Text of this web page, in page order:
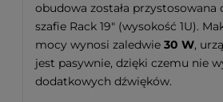
obudowa została
szafie Rack 19" (wysokość 1U).
mocy wynosi zaledwie 30 W,
jest pasywnie, dzięki czemu nie
dodatkowych dźwięków.